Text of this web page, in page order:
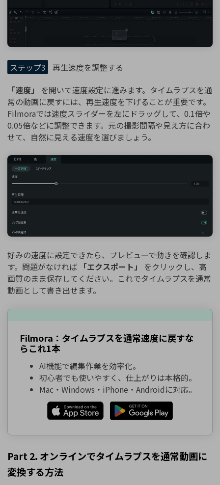
ステップ3
再生速度を調整する
「速度」
を開いて速度設定に進みます。タイムラプスを通
常の動画に戻すには、再生速度を下げることが重要です。
Filmoraでは速度スライダーを左にドラッグして、0.1倍や
0.05倍などに調整できます。元の撮影間隔や見え方に合わ
せて、自然に見える速度を選びましょう。
好みの速度に設定できたら、プレビューで動きを確認しま
す。問題がなければ 「エクスポート」
をクリックし、高
画質のまま保存してください。これでタイムラプスを通常
動画として書き出せます。
Filmora：タイムラプスを通常速度に戻すな
らこれ1本
AI機能で編集作業を効率化。
初心者でも使いやすく、仕上がりは本格的。
Mac・Windows・iPhone・Androidに対応。
Part 2. オンラインでタイムラプスを通常動画に
変換する方法